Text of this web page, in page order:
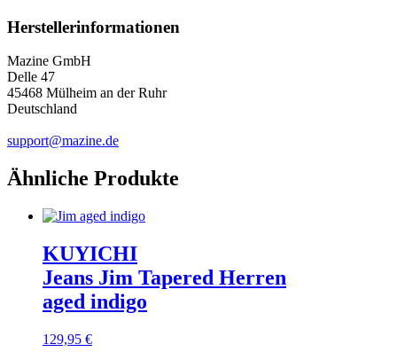
Herstellerinformationen
Mazine GmbH
Delle 47
45468 Mülheim an der Ruhr
Deutschland
support@mazine.de
Ähnliche Produkte
KUYICHI
Jeans Jim Tapered Herren
aged indigo
129,95 €